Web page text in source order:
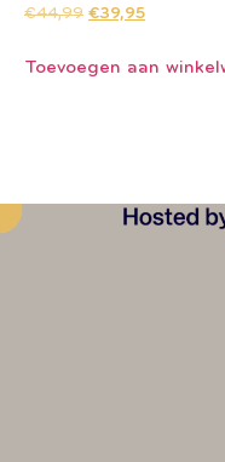
€44,99 €39,95
Toevoegen aan